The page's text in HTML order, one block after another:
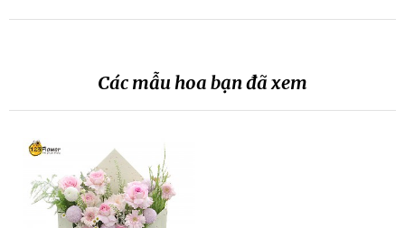
Các mẫu hoa bạn đã xem